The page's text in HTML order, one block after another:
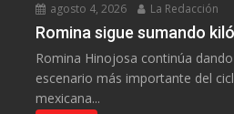
agosto 4, 2026 La Redacción
Romina sigue sumando
Romina Hinojosa continúa
escenario más importante del
mexicana...